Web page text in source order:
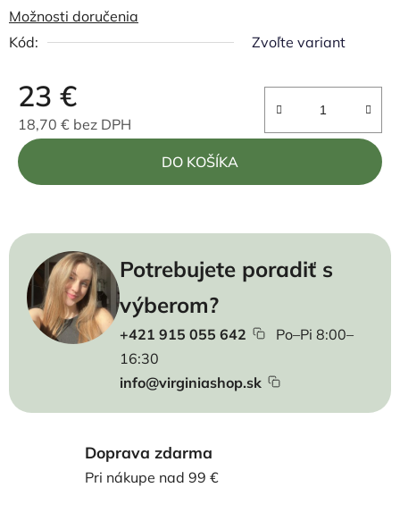
Možnosti doručenia
Kód:
Zvoľte variant
23 €
18,70 € bez DPH
Jednotková cena:
DO KOŠÍKA
Potrebujete poradiť s
výberom?
+421 915 055 642
Po–Pi 8:00–
16:30
info@virginiashop.sk
Doprava zdarma
Pri nákupe nad 99 €